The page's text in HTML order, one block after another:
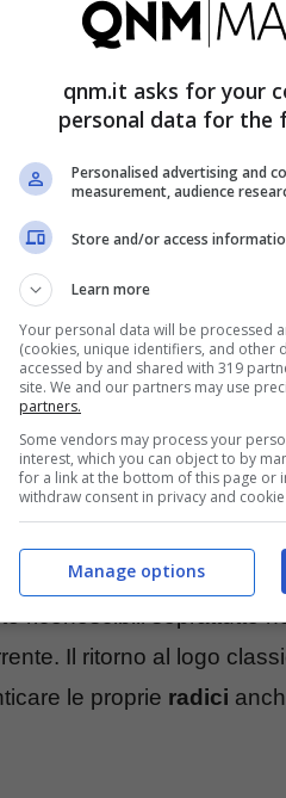
estetica ma
. Questa scelta arriva in
previsto per il 18 marzo.
sia stata influenzata
ha rappresentato
(altri club
sembra essere
riconoscibili soprattutto
Il ritorno al logo
le proprie radici
qnm.it asks for your
personal data for the
Personalised advertising and
measurement, audience
Store and/or access
Learn more
Your personal data will be processed
(cookies, unique identifiers, and other
accessed by and shared with 319
site. We and our partners may use
partners.
Some vendors may process your
interest, which you can object to by
for a link at the bottom of this page or
withdraw consent in privacy and
Manage options